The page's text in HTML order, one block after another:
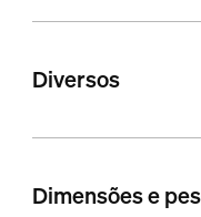
Diversos
Dimensões e